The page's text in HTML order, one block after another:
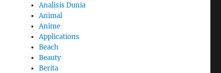
Analisis Dunia
Animal
Anime
Applications
Beach
Beauty
Berita